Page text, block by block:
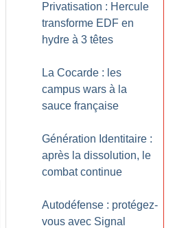
Privatisation : Hercule
transforme EDF en
hydre à 3 têtes
La Cocarde : les
campus wars à la
sauce française
Génération Identitaire :
après la dissolution, le
combat continue
Autodéfense : protégez-
vous avec Signal